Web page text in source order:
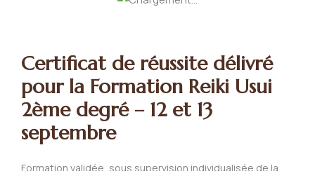
Certificat de réussite délivré
pour la Formation Reiki Usui
2ème degré – 12 et 13
septembre
Formation validée, sous supervision individualisée de la